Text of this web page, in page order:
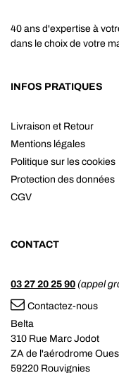
40 ans d'expertise à
dans le choix de votre
INFOS PRATIQUES
Livraison et Retour
Mentions légales
Politique sur les cookies
Protection des données
CGV
CONTACT
03 27 20 25 90 (appel
Contactez-nous
Belta
310 Rue Marc Jodot
ZA de l'aérodrome
59220 Rouvignies